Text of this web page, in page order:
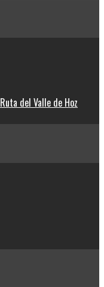
Ruta del Valle de Hoz